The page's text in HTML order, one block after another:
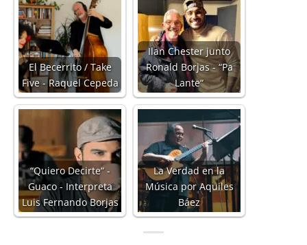
El Becerrito / Take
Five - Raquel Cepeda
Ilan Chester junto
Ronald Borjas - “Pa
Lante“
“Quiero Decirte“ -
Guaco - Interpreta
Luis Fernando Borjas
La Verdad en la
Música por Aquiles
Báez